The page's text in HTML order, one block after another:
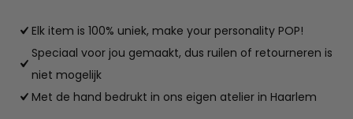
Elk item is 100% uniek, make your personality POP!
Speciaal voor jou gemaakt, dus ruilen of retourneren is
niet mogelijk
Met de hand bedrukt in ons eigen atelier in Haarlem